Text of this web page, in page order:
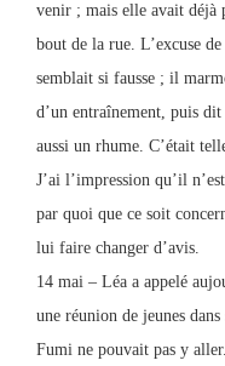
venir ; mais elle avait déjà
bout de la rue. L’excuse
semblait si fausse ; il
d’un entraînement, puis
aussi un rhume. C’était
J’ai l’impression qu’il
par quoi que ce soit
lui faire changer d’avis.
14 mai – Léa a appelé
une réunion de jeunes dans
Fumi ne pouvait pas y